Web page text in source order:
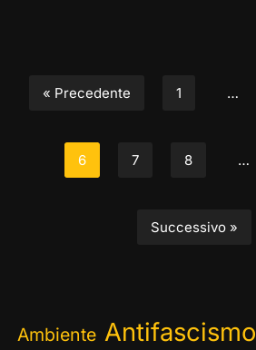
« Precedente 1 …
6 7 8 …
Successivo »
Ambiente Antifascismo